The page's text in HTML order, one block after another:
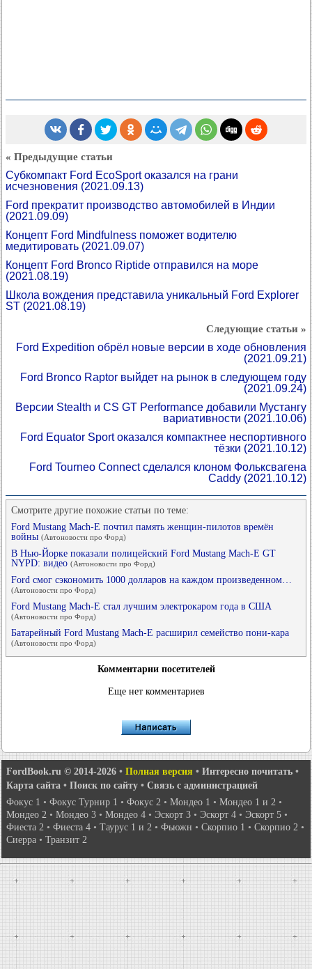
« Предыдущие статьи
Субкомпакт Ford EcoSport оказался на грани
исчезновения (2021.09.13)
Ford прекратит производство автомобилей в Индии
(2021.09.09)
Концепт Ford Mindfulness поможет водителю
медитировать (2021.09.07)
Концепт Ford Bronco Riptide отправился на море
(2021.08.19)
Школа вождения представила уникальный Ford Explorer
ST (2021.08.19)
Следующие статьи »
Ford Expedition обрёл новые версии в ходе обновления
(2021.09.21)
Ford Bronco Raptor выйдет на рынок в следующем году
(2021.09.24)
Версии Stealth и CS GT Performance добавили Мустангу
вариативности (2021.10.06)
Ford Equator Sport оказался компактнее неспортивного
тёзки (2021.10.12)
Ford Tourneo Connect сделался клоном Фольксвагена
Caddy (2021.10.12)
Смотрите другие похожие статьи по теме:
Ford Mustang Mach-E почтил память женщин-пилотов времён
войны (Автоновости про Форд)
В Нью-Йорке показали полицейский Ford Mustang Mach-E GT
NYPD: видео (Автоновости про Форд)
Ford смог сэкономить 1000 долларов на каждом произведенном…
(Автоновости про Форд)
Ford Mustang Mach-E стал лучшим электрокаром года в США
(Автоновости про Форд)
Батарейный Ford Mustang Mach-E расширил семейство пони-кара
(Автоновости про Форд)
Комментарии посетителей
Еще нет комментариев
FordBook.ru © 2014-2026 • Полная версия • Интересно почитать •
Карта сайта • Поиск по сайту • Связь с администрацией
Фокус 1 • Фокус Турнир 1 • Фокус 2 • Мондео 1 • Мондео 1 и 2 •
Мондео 2 • Мондео 3 • Мондео 4 • Эскорт 3 • Эскорт 4 • Эскорт 5 •
Фиеста 2 • Фиеста 4 • Таурус 1 и 2 • Фьюжн • Скорпио 1 • Скорпио 2 •
Сиерра • Транзит 2